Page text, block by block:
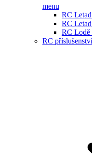
menu
RC
RC
RC Lodě
RC příslušenství